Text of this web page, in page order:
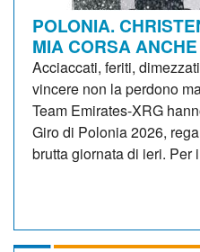
POLONIA.
MIA CORSA
Acciaccati, feriti,
vincere non la perdono
Team Emirates-XRG
Giro di Polonia 2026,
brutta giornata di ieri. Per